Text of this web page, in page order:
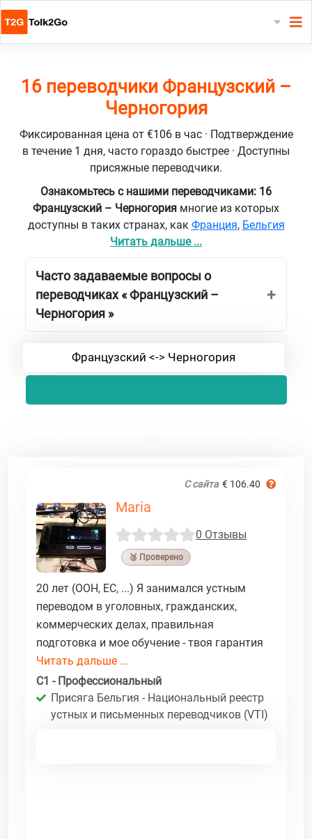
16 переводчики Французский –
Черногория
Фиксированная цена от €106 в час · Подтверждение
в течение 1 дня, часто гораздо быстрее · Доступны
присяжные переводчики.
Ознакомьтесь с нашими переводчиками: 16
Французский – Черногория многие из которых
доступны в таких странах, как Франция, Бельгия
Читать дальше ...
Часто задаваемые вопросы о
переводчиках « Французский –
Черногория »
Французский <-> Черногория
С сайта € 106.40
Maria
0 Отзывы
🥉 Проверено
20 лет (ООН, ЕС, ...) Я занимался устным
переводом в уголовных, гражданских,
коммерческих делах, правильная
подготовка и мое обучение - твоя гарантия
Читать дальше ...
C1 - Профессиональный
Присяга Бельгия - Национальный реестр
устных и письменных переводчиков (VTI)